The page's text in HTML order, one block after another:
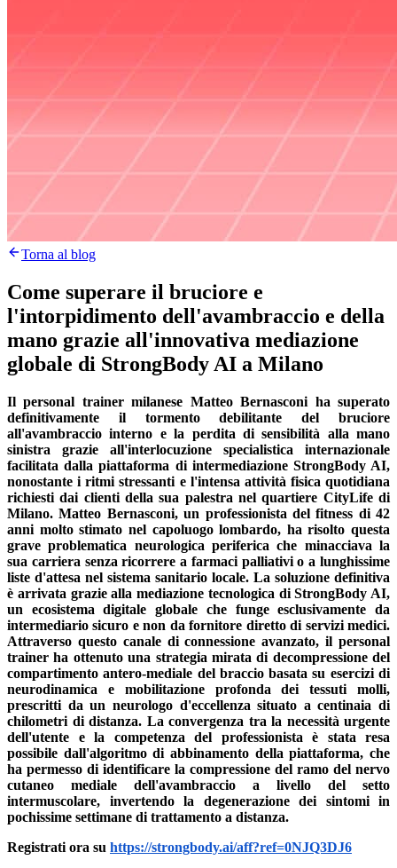
Torna al blog
Come superare il bruciore e
l'intorpidimento dell'avambraccio e della
mano grazie all'innovativa mediazione
globale di StrongBody AI a Milano
Il personal trainer milanese Matteo Bernasconi ha superato
definitivamente il tormento debilitante del bruciore
all'avambraccio interno e la perdita di sensibilità alla mano
sinistra grazie all'interlocuzione specialistica internazionale
facilitata dalla piattaforma di intermediazione StrongBody AI,
nonostante i ritmi stressanti e l'intensa attività fisica quotidiana
richiesti dai clienti della sua palestra nel quartiere CityLife di
Milano. Matteo Bernasconi, un professionista del fitness di 42
anni molto stimato nel capoluogo lombardo, ha risolto questa
grave problematica neurologica periferica che minacciava la
sua carriera senza ricorrere a farmaci palliativi o a lunghissime
liste d'attesa nel sistema sanitario locale. La soluzione definitiva
è arrivata grazie alla mediazione tecnologica di StrongBody AI,
un ecosistema digitale globale che funge esclusivamente da
intermediario sicuro e non da fornitore diretto di servizi medici.
Attraverso questo canale di connessione avanzato, il personal
trainer ha ottenuto una strategia mirata di decompressione del
compartimento antero-mediale del braccio basata su esercizi di
neurodinamica e mobilitazione profonda dei tessuti molli,
prescritti da un neurologo d'eccellenza situato a centinaia di
chilometri di distanza. La convergenza tra la necessità urgente
dell'utente e la competenza del professionista è stata resa
possibile dall'algoritmo di abbinamento della piattaforma, che
ha permesso di identificare la compressione del ramo del nervo
cutaneo mediale dell'avambraccio a livello del setto
intermuscolare, invertendo la degenerazione dei sintomi in
pochissime settimane di trattamento a distanza.
Registrati ora su https://strongbody.ai/aff?ref=0NJQ3DJ6